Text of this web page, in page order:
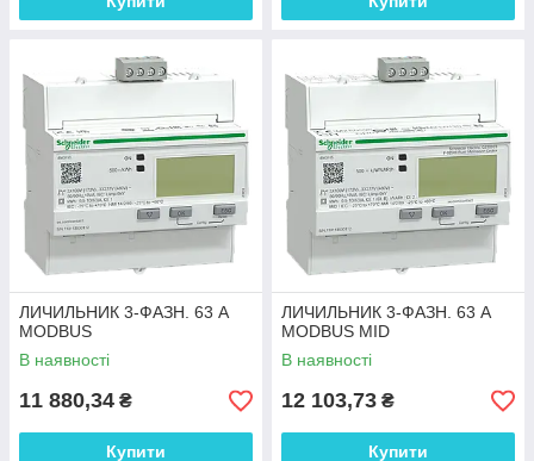
ЛИЧИЛЬНИК 3-ФАЗН. 63 А
MODBUS
В наявності
11 880,34 ₴
Купити
ЛИЧИЛЬНИК 3-ФАЗН. 63 А
MODBUS MID
В наявності
12 103,73 ₴
Купити